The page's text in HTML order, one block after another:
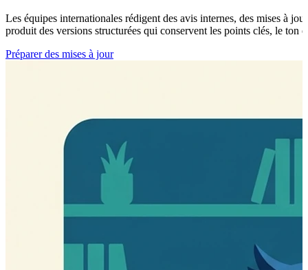
Les équipes internationales rédigent des avis internes, des mises à
produit des versions structurées qui conservent les points clés, le
Préparer des mises à jour